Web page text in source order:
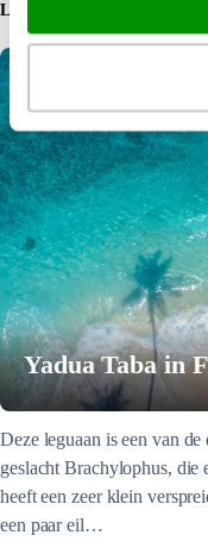
LEES MEER
Yadua Taba in
Deze leguaan is een van
geslacht Brachylophus,
heeft een zeer klein
een paar eil…